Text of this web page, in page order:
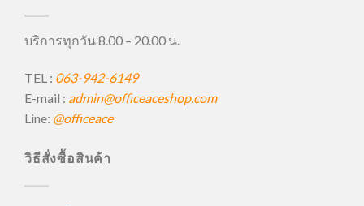
บริการทุกวัน 8.00 – 20.00 น.
TEL : 063-942-6149
E-mail : admin@officeaceshop.com
Line: @officeace
วิธีสั่งซื้อสินค้า